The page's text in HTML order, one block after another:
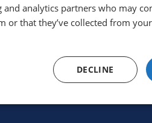
analytics partners who may
or that they’ve collected from
DECLINE